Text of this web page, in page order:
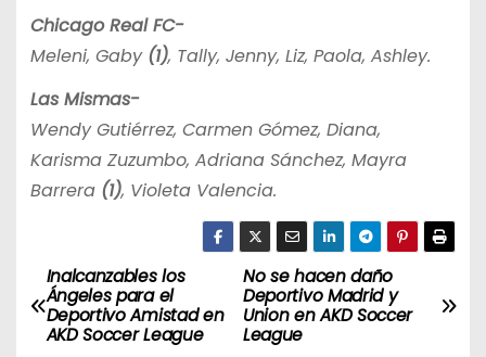
Chicago Real FC-
Meleni, Gaby (1), Tally, Jenny, Liz, Paola, Ashley.
Las Mismas-
Wendy Gutiérrez, Carmen Gómez, Diana,
Karisma Zuzumbo, Adriana Sánchez, Mayra
Barrera (1), Violeta Valencia.
N
a
No se hacen daño
Deportivo Madrid y
Union en AKD Soccer
League
Inalcanzables los
Ángeles para el
Deportivo Amistad en
AKD Soccer League